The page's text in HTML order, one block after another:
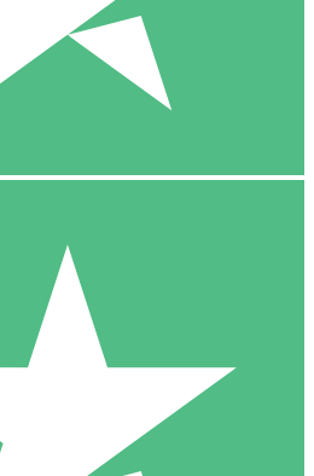
1000
10 Downloaden
20 00